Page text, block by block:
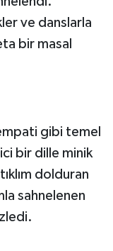
ve danslarla
bir masal
gibi temel
bir dille minik
dolduran
sahnelenen